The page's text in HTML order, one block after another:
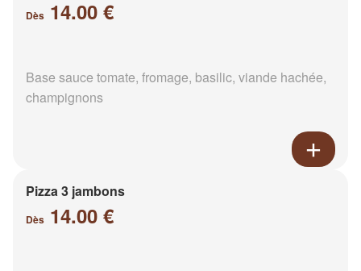
Dès 14.00 €
Base sauce tomate, fromage, basilic, viande hachée,
champignons
Pizza 3 jambons
Dès 14.00 €